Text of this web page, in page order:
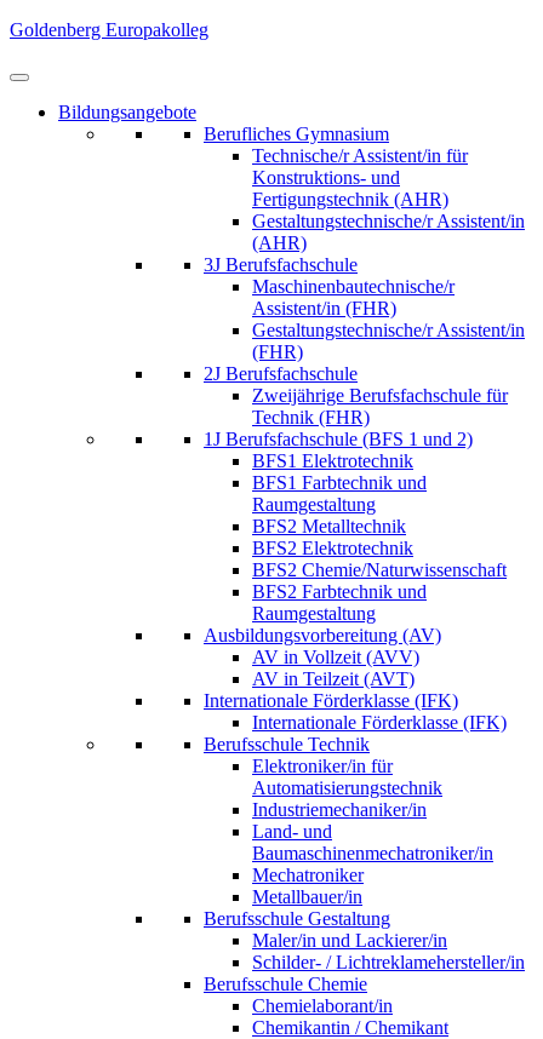
Skip
content
Enter)
Goldenberg Europakolleg
Bildungsangebote
Berufliches Gymnasium
Technische/r Assistent/in für
Konstruktions- und
Fertigungstechnik (AHR)
Gestaltungstechnische/r Assistent/in
(AHR)
3J Berufsfachschule
Maschinenbautechnische/r
Assistent/in (FHR)
Gestaltungstechnische/r Assistent/in
(FHR)
2J Berufsfachschule
Zweijährige Berufsfachschule für
Technik (FHR)
1J Berufsfachschule (BFS 1 und 2)
BFS1 Elektrotechnik
BFS1 Farbtechnik und
Raumgestaltung
BFS2 Metalltechnik
BFS2 Elektrotechnik
BFS2 Chemie/Naturwissenschaft
BFS2 Farbtechnik und
Raumgestaltung
Ausbildungsvorbereitung (AV)
AV in Vollzeit (AVV)
AV in Teilzeit (AVT)
Internationale Förderklasse (IFK)
Internationale Förderklasse (IFK)
Berufsschule Technik
Elektroniker/in für
Automatisierungstechnik
Industriemechaniker/in
Land- und
Baumaschinenmechatroniker/in
Mechatroniker
Metallbauer/in
Berufsschule Gestaltung
Maler/in und Lackierer/in
Schilder- / Lichtreklamehersteller/in
Berufsschule Chemie
Chemielaborant/in
Chemikantin / Chemikant